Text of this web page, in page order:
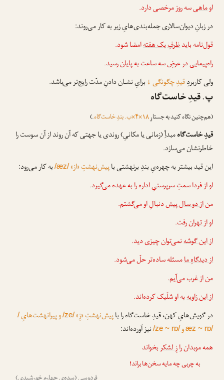
اوماهیسه روز مرخصی دارد.
در زبانِ دیوان‌سالاری جمله‌بندی‌هایِ زیر به کار می‌روند:
قول‌نامه بایدظرفِ یک هفتهامضا شود.
راه‌پیماییدر عرضِ سه ساعتبه پایان رسید.
ولی کاربردِقیدِ چگونگی↓برایِ نشـان دادنِ مدّت رایج‌تر می‌باشد.
پ. قیدِ خاست‌گاه
(هم‌چنین نگاه کنید به جستارِ۱۸×۴×ب. بندِ خاست‌گاه .)
قیدِ خاست‌گاهمبدأِ (زمانی یا مکانیِ) روندی یا جهتی که آن روند از آن سوست را
خاطرنشان می‌سازد.
این قید بیشتر به چهره‌یِ بندِ برنهشتی باپیش‌نهشتِ «از»/æz/به کار می‌رود:
اواز فرداسمتِ سرپرستیِ اداره را به عهده می‌گیرد.
مناز دو سال پیشدنبالِ او می‌گشتم.
اواز تهرانرفت.
از این گوشهنمی‌توان چیزی دید.
از دیدگاهِ مامسئله ساده‌تر حلّ می‌شود.
مناز غربمی‌آیم.
از این زاویهبه او شلّیک کرده‌اند.
در گویش‌هایِ کهن، قیدِ خاست‌گاه را باپیش‌نهشتِ «زِ»/ze/و پیرانهشت‌هایِ/
æz ~ rɒ/و/ze ~ rɒ/نیز آورده‌اند:
همه موبدان رازِ لشکربخواند
به چربی چه مایه سخن‌ها براند!